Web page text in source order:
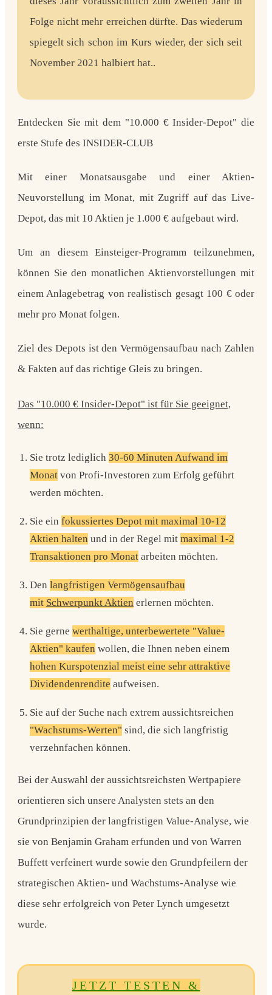
Folge nicht mehr erreichen dürfte. Das wiederum
spiegelt sich schon im Kurs wieder, der sich seit
November 2021 halbiert hat..
Entdecken Sie mit dem "10.000 € Insider-Depot" die
erste Stufe des INSIDER-CLUB
Mit einer Monatsausgabe und einer Aktien-
Neuvorstellung im Monat, mit Zugriff auf das Live-
Depot, das mit 10 Aktien je 1.000 € aufgebaut wird.
Um an diesem Einsteiger-Programm teilzunehmen,
können Sie den monatlichen Aktienvorstellungen mit
einem Anlagebetrag von realistisch gesagt 100 € oder
mehr pro Monat folgen.
Ziel des Depots ist den Vermögensaufbau nach Zahlen
& Fakten auf das richtige Gleis zu bringen.
Das "10.000 € Insider-Depot" ist für Sie geeignet,
wenn:
Sie trotz lediglich 30-60 Minuten Aufwand im
Monat von Profi-Investoren zum Erfolg geführt
werden möchten.
Sie ein fokussiertes Depot mit maximal 10-12
Aktien halten und in der Regel mit maximal 1-2
Transaktionen pro Monat arbeiten möchten.
Den langfristigen Vermögensaufbau
mit Schwerpunkt Aktien erlernen möchten.
Sie gerne werthaltige, unterbewertete "Value-
Aktien" kaufen wollen, die Ihnen neben einem
hohen Kurspotenzial meist eine sehr attraktive
Dividendenrendite aufweisen.
Sie auf der Suche nach extrem aussichtsreichen
"Wachstums-Werten" sind, die sich langfristig
verzehnfachen können.
Bei der Auswahl der aussichtsreichsten Wertpapiere
orientieren sich unsere Analysten stets an den
Grundprinzipien der langfristigen Value-Analyse, wie
sie von Benjamin Graham erfunden und von Warren
Buffett verfeinert wurde sowie den Grundpfeilern der
strategischen Aktien- und Wachstums-Analyse wie
diese sehr erfolgreich von Peter Lynch umgesetzt
wurde.
JETZT TESTEN &